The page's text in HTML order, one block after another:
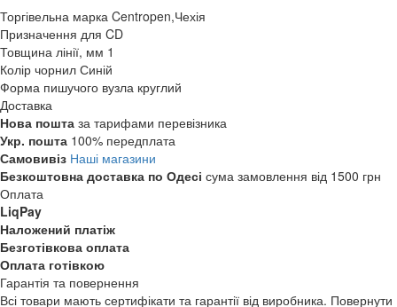
Торгівельна марка Centropen,Чехія
Призначення для CD
Товщина лінії, мм 1
Колір чорнил Синій
Форма пишучого вузла круглий
Доставка
Нова пошта за тарифами перевізника
Укр. пошта 100% передплата
Самовивіз Наші магазини
Безкоштовна доставка по Одесі сума замовлення від 1500 грн
Оплата
LiqPay
Наложений платіж
Безготівкова оплата
Оплата готівкою
Гарантія та повернення
Всі товари мають сертифікати та гарантії від виробника. Повернути